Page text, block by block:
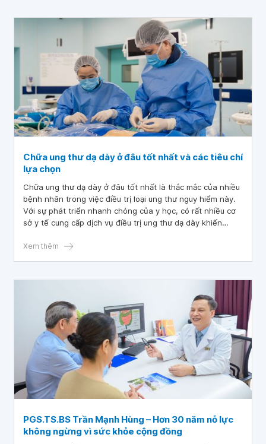
Chữa ung thư dạ dày ở đâu tốt nhất và các tiêu chí
lựa chọn
Chữa ung thư dạ dày ở đâu tốt nhất là thắc mắc của nhiều
bệnh nhân trong việc điều trị loại ung thư nguy hiểm này.
Với sự phát triển nhanh chóng của y học, có rất nhiều cơ
sở y tế cung cấp dịch vụ điều trị ung thư dạ dày khiến
sẽ đưa ra những tiêu chí giúp bệnh nhân và gia đình có
Xem thêm
PGS.TS.BS Trần Mạnh Hùng – Hơn 30 năm nỗ lực
không ngừng vì sức khỏe cộng đồng